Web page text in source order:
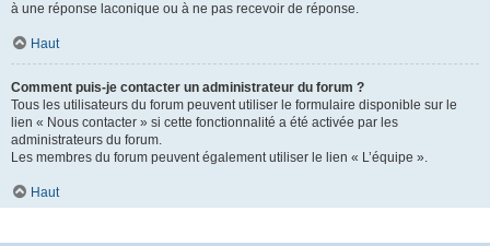
à une réponse laconique ou à ne pas recevoir de réponse.
Haut
Comment puis-je contacter un administrateur du forum ?
Tous les utilisateurs du forum peuvent utiliser le formulaire disponible sur le
lien « Nous contacter » si cette fonctionnalité a été activée par les
administrateurs du forum.
Les membres du forum peuvent également utiliser le lien « L’équipe ».
Haut